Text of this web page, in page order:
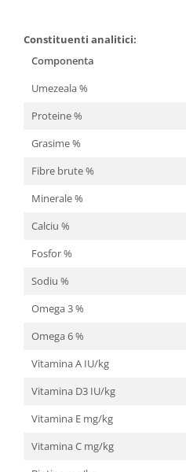
Constituenti analitici:
Componenta
Umezeala %
Proteine %
Grasime %
Fibre brute %
Minerale %
Calciu %
Fosfor %
Sodiu %
Omega 3 %
Omega 6 %
Vitamina A IU/kg
Vitamina D3 IU/kg
Vitamina E mg/kg
Vitamina C mg/kg